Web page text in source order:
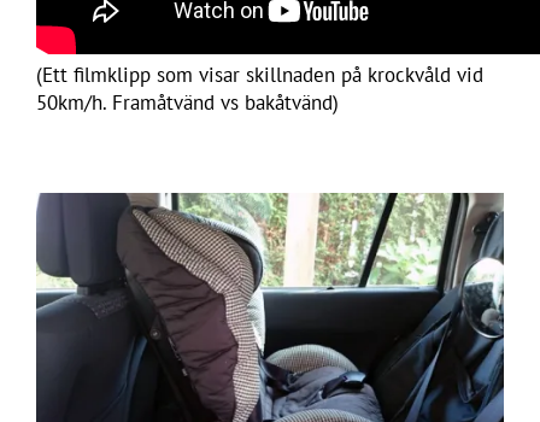
(Ett filmklipp som visar skillnaden på krockvåld vid
50km/h. Framåtvänd vs bakåtvänd)